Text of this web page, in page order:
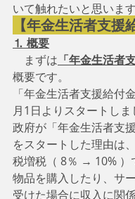
いて触れたいと思います
【年金生活者支援
⒈ 概要
まずは 「年金生活者
概要です。
「年金生活者支援給付
月1日よりスタートしま
政府が「年金生活者支
をスタートした理由は
税増税（ 8％ → 10% ）
物品を購入したり、サ
受けた場合に収入に関